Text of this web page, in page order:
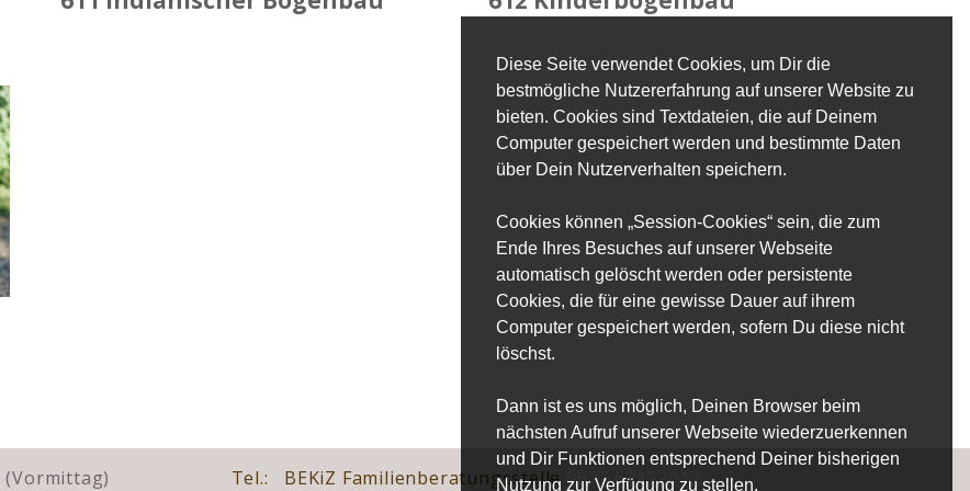
Diese Seite verwendet Cookies, um Dir die
bestmögliche Nutzererfahrung auf unserer Website zu
bieten. Cookies sind Textdateien, die auf Deinem
Computer gespeichert werden und bestimmte Daten
über Dein Nutzerverhalten speichern.
Cookies können „Session-Cookies“ sein, die zum
Ende Ihres Besuches auf unserer Webseite
automatisch gelöscht werden oder persistente
Cookies, die für eine gewisse Dauer auf ihrem
Computer gespeichert werden, sofern Du diese nicht
löschst.
Dann ist es uns möglich, Deinen Browser beim
nächsten Aufruf unserer Webseite wiederzuerkennen
und Dir Funktionen entsprechend Deiner bisherigen
Nutzung zur Verfügung zu stellen.
(Vormittag) Tel.: BEKiZ Familienberatungsstelle 0677 62152012